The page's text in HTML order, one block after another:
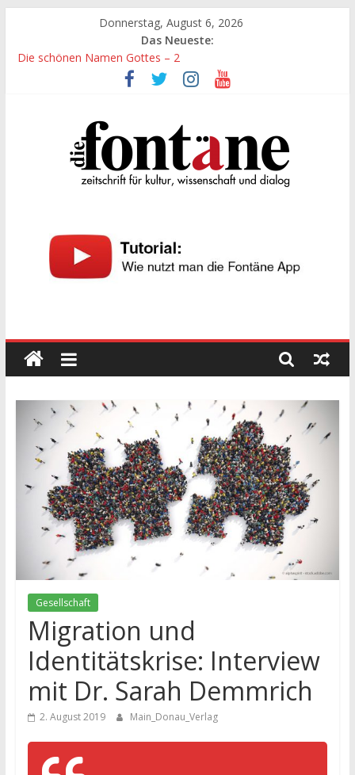
springen
Donnerstag, August 6, 2026
Das Neueste:
Die schönen Namen Gottes – 2
Werte, denen größte Sorgfalt entgegengebracht werden muss
Die schönen Namen Gottes
„Kind“ seiner Zeit sein
Die
Fontäne
kultur,
wissenschaft
und
dialog
Gesellschaft
Migration und
Identitätskrise: Interview
mit Dr. Sarah Demmrich
2. August 2019 Main_Donau_Verlag